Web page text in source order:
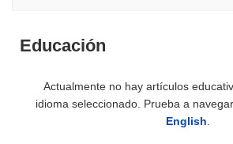
Educación
Actualmente no hay artículos
idioma seleccionado. Prueba a
English